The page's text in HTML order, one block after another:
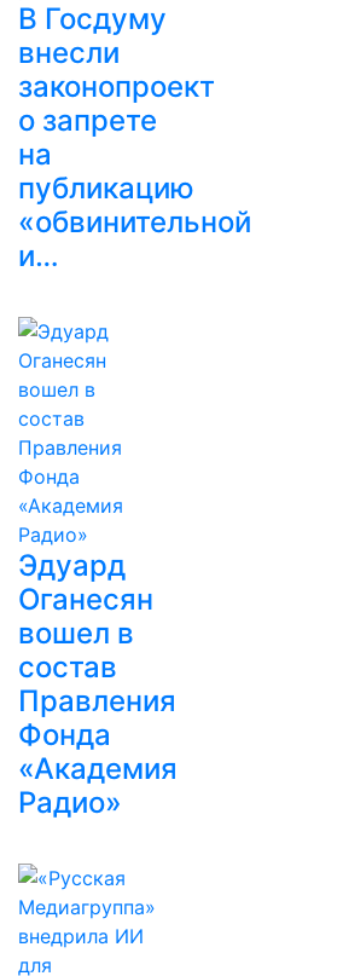
В Госдуму
внесли
законопроект
о запрете
на
публикацию
«обвинительной
и…
Эдуард
Оганесян
вошел в
состав
Правления
Фонда
«Академия
Радио»